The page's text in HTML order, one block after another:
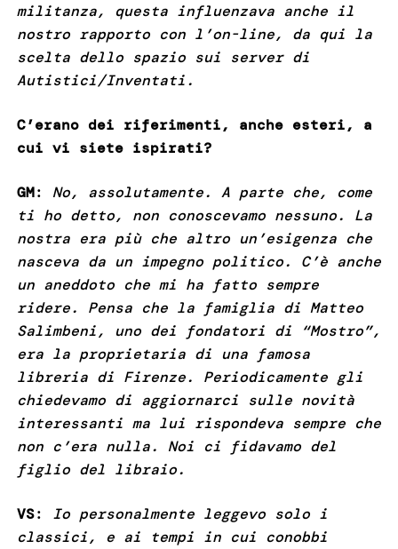
militanza, questa influenzava anche il
nostro rapporto con l’on-line, da qui la
scelta dello spazio sui server di
Autistici/Inventati.
C’erano dei riferimenti, anche esteri, a
cui vi siete ispirati?
GM: No, assolutamente. A parte che, come
ti ho detto, non conoscevamo nessuno. La
nostra era più che altro un’esigenza che
nasceva da un impegno politico. C’è anche
un aneddoto che mi ha fatto sempre
ridere. Pensa che la famiglia di Matteo
Salimbeni, uno dei fondatori di “Mostro”,
era la proprietaria di una famosa
libreria di Firenze. Periodicamente gli
chiedevamo di aggiornarci sulle novità
interessanti ma lui rispondeva sempre che
non c’era nulla. Noi ci fidavamo del
figlio del libraio.
VS: Io personalmente leggevo solo i
classici, e ai tempi in cui conobbi